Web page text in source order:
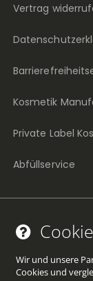
Wir und unsere
Cookies und
Vertrag
Kosmetik
Private Label
Abfüllservice
(öffnet